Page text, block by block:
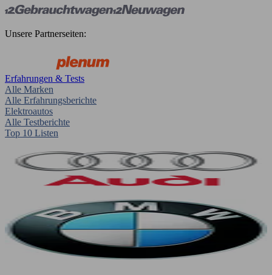
Unsere Partnerseiten:
Erfahrungen & Tests
Alle Marken
Alle Erfahrungsberichte
Elektroautos
Alle Testberichte
Top 10 Listen